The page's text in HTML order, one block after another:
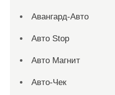
Авангард-Авто
Авто Stop
Авто Магнит
Авто-Чек